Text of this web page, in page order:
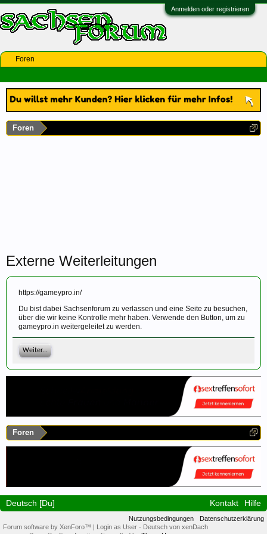
Anmelden oder registrieren
Foren
Externe Weiterleitungen
https://gameypro.in/
Du bist dabei Sachsenforum zu verlassen und eine Seite zu besuchen,
über die wir keine Kontrolle mehr haben. Verwende den Button, um zu
gameypro.in weitergeleitet zu werden.
Weiter...
Foren
Foren
Deutsch [Du] Kontakt Hilfe
Nutzungsbedingungen
Datenschutzerklärung
Forum software by XenForo™ | Login as User - Deutsch von xenDach